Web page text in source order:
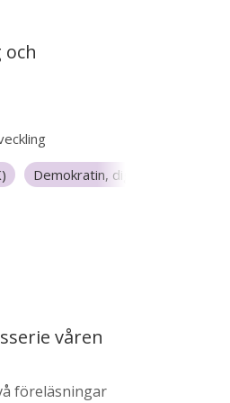
Demokratin, digitaliseringen och
våren
föreläsningar